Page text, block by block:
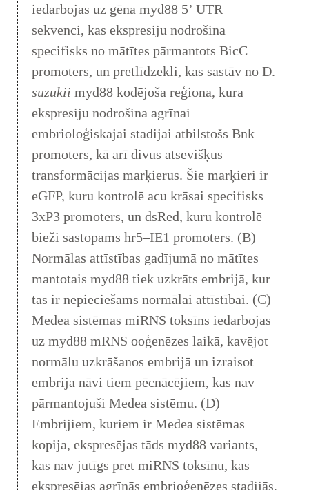
iedarbojas uz gēna myd88 5’ UTR
sekvenci, kas ekspresiju nodrošina
specifisks no mātītes pārmantots BicC
promoters, un pretlīdzekli, kas sastāv no D.
suzukii myd88 kodējoša reģiona, kura
ekspresiju nodrošina agrīnai
embrioloģiskajai stadijai atbilstošs Bnk
promoters, kā arī divus atsevišķus
transformācijas marķierus. Šie marķieri ir
eGFP, kuru kontrolē acu krāsai specifisks
3xP3 promoters, un dsRed, kuru kontrolē
bieži sastopams hr5–IE1 promoters. (B)
Normālas attīstības gadījumā no mātītes
mantotais myd88 tiek uzkrāts embrijā, kur
tas ir nepieciešams normālai attīstībai. (C)
Medea sistēmas miRNS toksīns iedarbojas
uz myd88 mRNS ooģenēzes laikā, kavējot
normālu uzkrāšanos embrijā un izraisot
embrija nāvi tiem pēcnācējiem, kas nav
pārmantojuši Medea sistēmu. (D)
Embrijiem, kuriem ir Medea sistēmas
kopija, ekspresējas tāds myd88 variants,
kas nav jutīgs pret miRNS toksīnu, kas
ekspresējas agrīnās embrioģenēzes stadijās,